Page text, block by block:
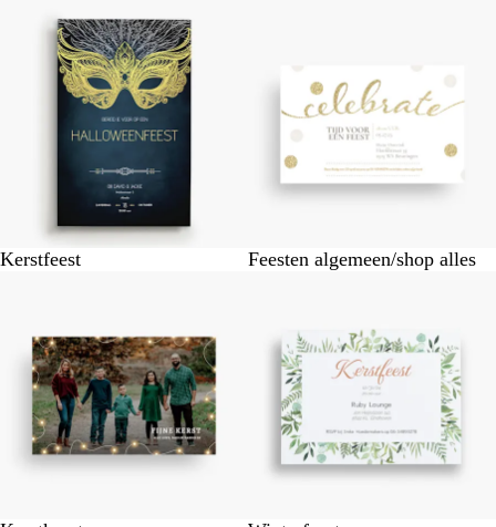
Kerstfeest Feesten algemeen/shop alles